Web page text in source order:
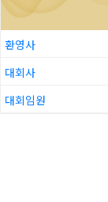
환영사
대회사
대회임원